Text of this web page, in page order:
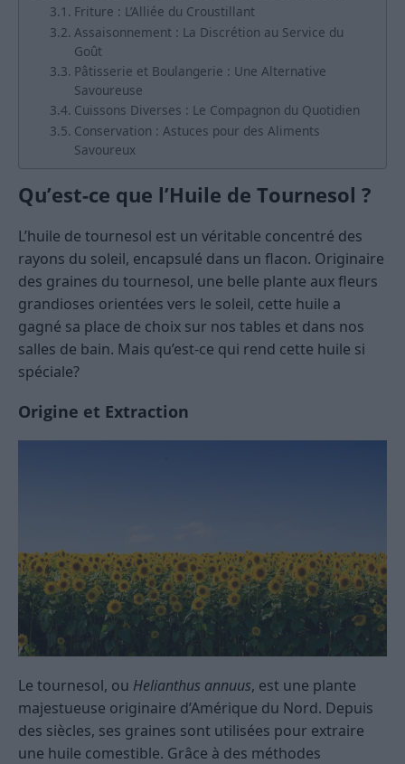
Friture : L’Alliée du Croustillant
Assaisonnement : La Discrétion au Service du
Goût
Pâtisserie et Boulangerie : Une Alternative
Savoureuse
Cuissons Diverses : Le Compagnon du Quotidien
Conservation : Astuces pour des Aliments
Savoureux
Qu’est-ce que l’Huile de Tournesol ?
L’huile de tournesol est un véritable concentré des
rayons du soleil, encapsulé dans un flacon. Originaire
des graines du tournesol, une belle plante aux fleurs
grandioses orientées vers le soleil, cette huile a
gagné sa place de choix sur nos tables et dans nos
salles de bain. Mais qu’est-ce qui rend cette huile si
spéciale?
Origine et Extraction
Le tournesol, ou Helianthus annuus, est une plante
majestueuse originaire d’Amérique du Nord. Depuis
des siècles, ses graines sont utilisées pour extraire
une huile comestible. Grâce à des méthodes